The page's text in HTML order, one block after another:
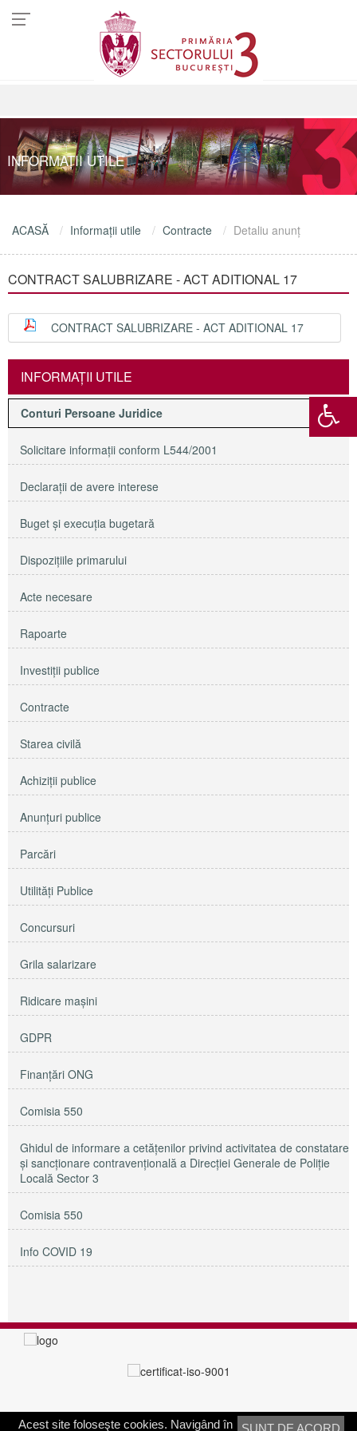
INFORMAŢII UTILE
ACASĂ Informaţii utile Contracte Detaliu anunţ
CONTRACT SALUBRIZARE - ACT ADITIONAL 17
CONTRACT SALUBRIZARE - ACT ADITIONAL 17
INFORMAŢII UTILE
Conturi Persoane Juridice
Solicitare informaţii conform L544/2001
Declaraţii de avere interese
Buget şi execuţia bugetară
Dispoziţiile primarului
Acte necesare
Rapoarte
Investiţii publice
Contracte
Starea civilă
Achiziţii publice
Anunţuri publice
Parcări
Utilităţi Publice
Concursuri
Grila salarizare
Ridicare maşini
GDPR
Finanțări ONG
Comisia 550
Ghidul de informare a cetățenilor privind activitatea de constatare
și sancționare contravențională a Direcției Generale de Poliție
Locală Sector 3
Comisia 550
Info COVID 19
SUNT DE ACORD
Acest site foloseşte cookies. Navigând în